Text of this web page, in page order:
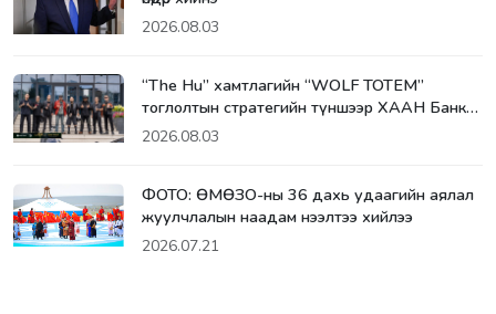
2026.08.03
“The Hu” хамтлагийн “WOLF TOTEM”
тоглолтын стратегийн түншээр ХААН Банк…
2026.08.03
ФОТО: ӨМӨЗО-ны 36 дахь удаагийн аялал
жуулчлалын наадам нээлтээ хийлээ
2026.07.21